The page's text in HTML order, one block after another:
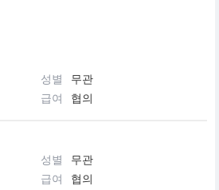
드뽀 보떼는 로열티 있는 고객 창출에 집
에서 그 명성을 얻었습니다.
랙 라벨 화장품인 시나끄티프 라인의 크
품을 넘어서는 혁신적인 효과와 효능
을 열었습니다.
여러분을 진심으로 환영하며, 끌레드
관한 모든 비밀을 찾아내시기를 희망합
성별
무관
급여 협의
성별
무관
급여 협의